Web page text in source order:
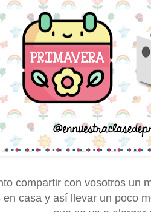
compartir con vosotros un
casa y así llevar un poco